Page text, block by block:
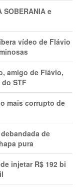
SOBERANIA e
vídeo de Flávio
amigo de Flávio,
STF
mais corrupto de
de
pura
injetar R$ 192 bi